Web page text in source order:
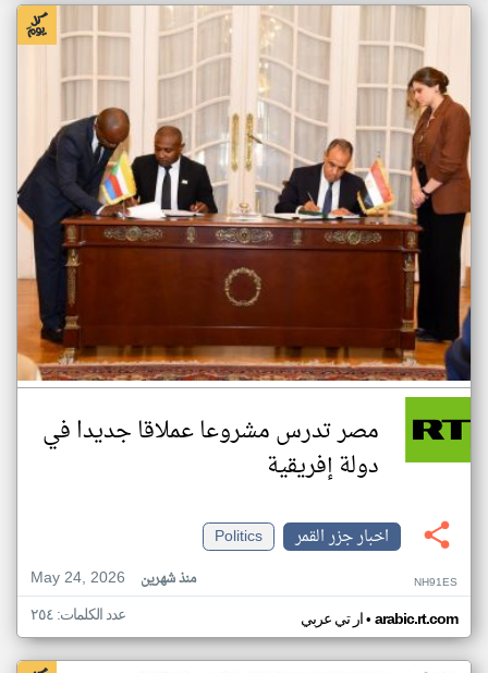
مصر تدرس مشروعا عملاقا جديدا في
دولة إفريقية
اخبار جزر القمر
Politics
May 24, 2026
منذ شهرين NH91ES
ار تي عربي• arabic.rt.com عدد الكلمات: ٢٥٤